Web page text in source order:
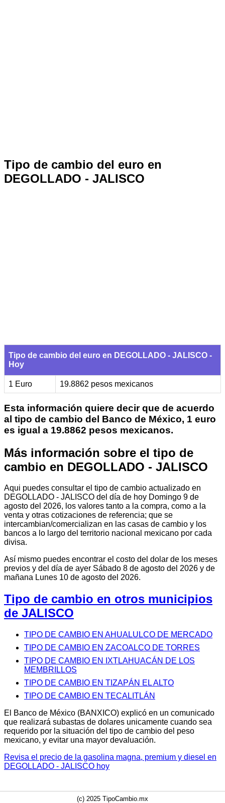
Tipo de cambio del euro en
DEGOLLADO - JALISCO
Tipo de cambio del euro en DEGOLLADO - JALISCO -
Hoy
1 Euro 19.8862 pesos mexicanos
Esta información quiere decir que de acuerdo
al tipo de cambio del Banco de México, 1 euro
es igual a 19.8862 pesos mexicanos.
Más información sobre el tipo de
cambio en DEGOLLADO - JALISCO
Aqui puedes consultar el tipo de cambio actualizado en
DEGOLLADO - JALISCO del día de hoy Domingo 9 de
agosto del 2026, los valores tanto a la compra, como a la
venta y otras cotizaciones de referencia; que se
intercambian/comercializan en las casas de cambio y los
bancos a lo largo del territorio nacional mexicano por cada
divisa.
Así mismo puedes encontrar el costo del dolar de los meses
previos y del día de ayer Sábado 8 de agosto del 2026 y de
mañana Lunes 10 de agosto del 2026.
Tipo de cambio en otros municipios
de JALISCO
TIPO DE CAMBIO EN AHUALULCO DE MERCADO
TIPO DE CAMBIO EN ZACOALCO DE TORRES
TIPO DE CAMBIO EN IXTLAHUACÁN DE LOS
MEMBRILLOS
TIPO DE CAMBIO EN TIZAPÁN EL ALTO
TIPO DE CAMBIO EN TECALITLÁN
El Banco de México (BANXICO) explicó en un comunicado
que realizará subastas de dolares unicamente cuando sea
requerido por la situación del tipo de cambio del peso
mexicano, y evitar una mayor devaluación.
Revisa el precio de la gasolina magna, premium y diesel en
DEGOLLADO - JALISCO hoy
(c) 2025 TipoCambio.mx